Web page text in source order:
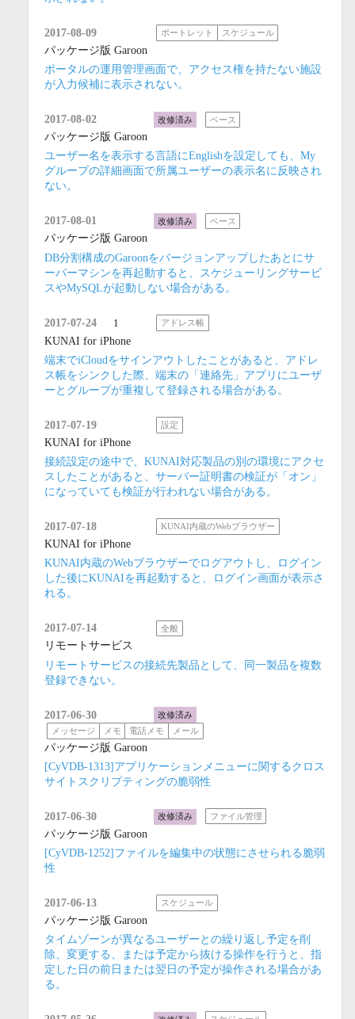
2017-08-09 ポートレット スケジュール
パッケージ版 Garoon
ポータルの運用管理画面で、アクセス権を持たない施設
が入力候補に表示されない。
2017-08-02 改修済み ベース
パッケージ版 Garoon
ユーザー名を表示する言語にEnglishを設定しても、My
グループの詳細画面で所属ユーザーの表示名に反映され
ない。
2017-08-01 改修済み ベース
パッケージ版 Garoon
DB分割構成のGaroonをバージョンアップしたあとにサ
ーバーマシンを再起動すると、スケジューリングサービ
スやMySQLが起動しない場合がある。
2017-07-24 1 アドレス帳
KUNAI for iPhone
端末でiCloudをサインアウトしたことがあると、アドレ
ス帳をシンクした際、端末の「連絡先」アプリにユーザ
ーとグループが重複して登録される場合がある。
2017-07-19 設定
KUNAI for iPhone
接続設定の途中で、KUNAI対応製品の別の環境にアクセ
スしたことがあると、サーバー証明書の検証が「オン」
になっていても検証が行われない場合がある。
2017-07-18 KUNAI内蔵のWebブラウザー
KUNAI for iPhone
KUNAI内蔵のWebブラウザーでログアウトし、ログイン
した後にKUNAIを再起動すると、ログイン画面が表示さ
れる。
2017-07-14 全般
リモートサービス
リモートサービスの接続先製品として、同一製品を複数
登録できない。
2017-06-30
改修済み
メッセージ
メモ 電話メモ メール
パッケージ版 Garoon
[CyVDB-1313]アプリケーションメニューに関するクロス
サイトスクリプティングの脆弱性
2017-06-30 改修済み ファイル管理
パッケージ版 Garoon
[CyVDB-1252]ファイルを編集中の状態にさせられる脆弱
性
2017-06-13 スケジュール
パッケージ版 Garoon
タイムゾーンが異なるユーザーとの繰り返し予定を削
除、変更する、または予定から抜ける操作を行うと、指
定した日の前日または翌日の予定が操作される場合があ
る。